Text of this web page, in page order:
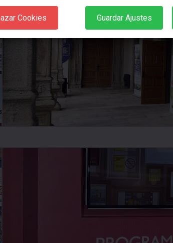
Guardar Ajustes
Cookies